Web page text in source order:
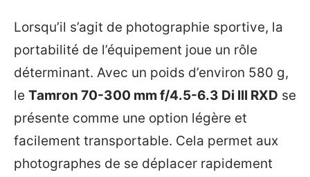
Lorsqu’il s’agit de photographie sportive, la
portabilité de l’équipement joue un rôle
déterminant. Avec un poids d’environ 580 g,
le Tamron 70-300 mm f/4.5-6.3 Di III RXD se
présente comme une option légère et
facilement transportable. Cela permet aux
photographes de se déplacer rapidement